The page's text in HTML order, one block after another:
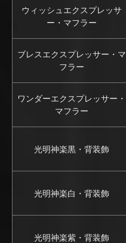
ウィッシュエクスプレッサ
ー・マフラー
ブレスエクスプレッサー・マ
フラー
ワンダーエクスプレッサー・
マフラー
光明神楽黒・背装飾
光明神楽白・背装飾
光明神楽紫・背装飾